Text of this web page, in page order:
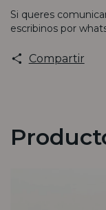
Si queres
escribinos por
Compartir